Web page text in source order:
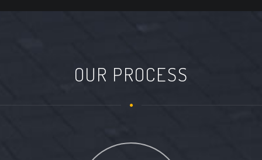
OUR PROCESS